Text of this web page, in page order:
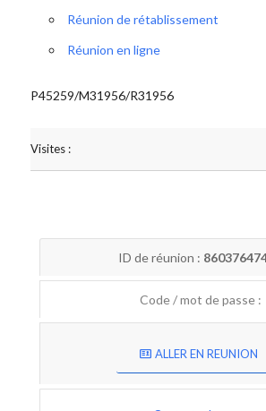
Réunion de rétablissement
Réunion en ligne
P45259/M31956/R31956
Visites :
ID de réunion :
Code / mot de passe :
ALLER EN REUNION